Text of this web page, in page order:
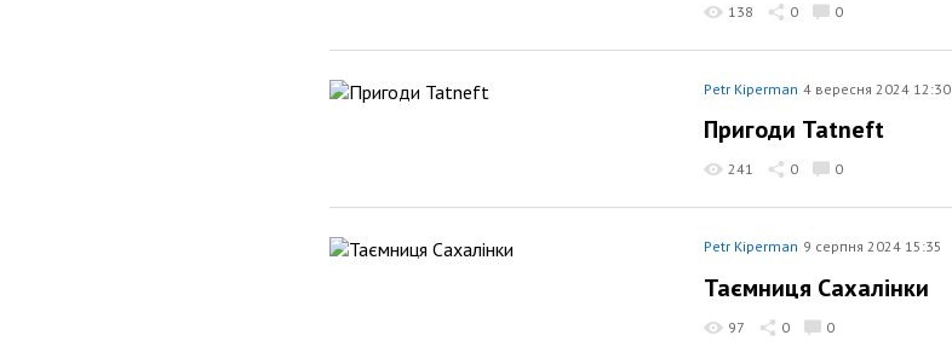
138 0 0
Petr Kiperman 4 вересня 2024 12:30
Пригоди Tatneft
241 0 0
Petr Kiperman 9 серпня 2024 15:35
Таємниця Сахалінки
97 0 0